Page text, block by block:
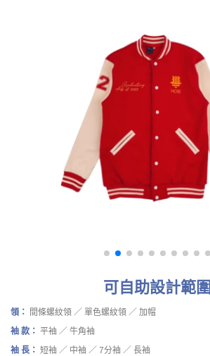
可自助設計範圍
領：
間條螺紋領 ／ 單色螺紋領 ／ 加帽
袖 款： 平袖 ／ 牛角袖
袖 長： 短袖 ／ 中袖 ／ 7分袖 ／ 長袖